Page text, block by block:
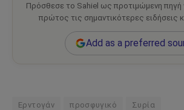
Πρόσθεσε το Sahiel ως προτιμώμενη πηγή
πρώτος τις σημαντικότερες ειδήσεις
Add as a preferred
Ερντογάν προσφυγικό Συρία